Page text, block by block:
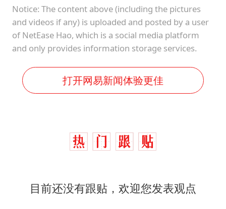
Notice: The content above (including the pictures
and videos if any) is uploaded and posted by a user
of NetEase Hao, which is a social media platform
and only provides information storage services.
打开网易新闻体验更佳
目前还没有跟贴，欢迎您发表观点